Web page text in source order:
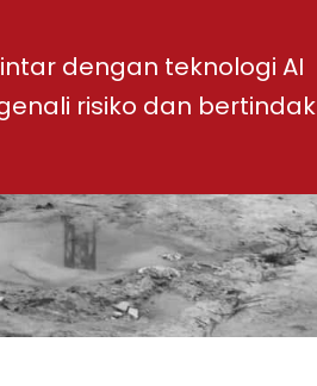
dengan teknologi AI
risiko dan bertindak